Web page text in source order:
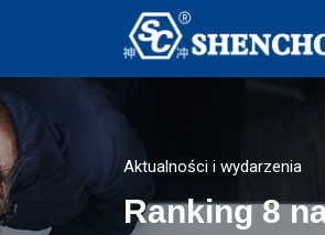
Aktualności i wydarzenia
Ranking 8